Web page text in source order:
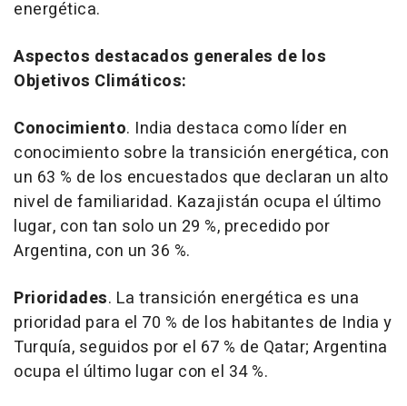
energética.
Aspectos destacados generales de los
Objetivos Climáticos:
Conocimiento. India destaca como líder en
conocimiento sobre la transición energética, con
un 63 % de los encuestados que declaran un alto
nivel de familiaridad. Kazajistán ocupa el último
lugar, con tan solo un 29 %, precedido por
Argentina, con un 36 %.
Prioridades. La transición energética es una
prioridad para el 70 % de los habitantes de India y
Turquía, seguidos por el 67 % de Qatar; Argentina
ocupa el último lugar con el 34 %.